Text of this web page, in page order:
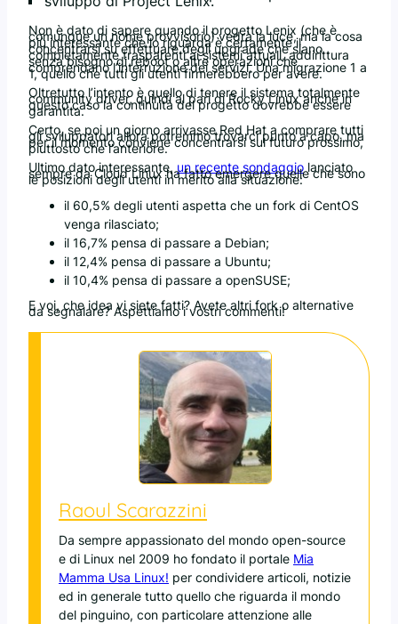
Non è dato di sapere quando il progetto Lenix (che è
comunque un nome provvisorio) vedrà la luce, ma la cosa
più interessante che lo riguarda è certamente il
concentrarsi su effettuare degli upgrade che siano
completamente trasparenti ai sistemi attuali, addirittura
senza bisogno di reboot o altre operazioni che
comprendano l’interruzione dei servizi. Una migrazione 1 a
1, quello che tutti gli utenti firmerebbero per avere.
Oltretutto l’intento è quello di tenere il sistema totalmente
community driver, quindi al pari di Rocky Linux anche in
questo caso la continuità del progetto dovrebbe essere
garantita.
Certo, se poi un giorno arrivasse Red Hat a comprare tutti
gli sviluppatori allora potremmo trovarci punto a capo, ma
per il momento conviene concentrarsi sul futuro prossimo,
piuttosto che l’anteriore.
Ultimo dato interessante, un recente sondaggio lanciato
sempre da Cloud Linux ha fatto emergere quelle che sono
le posizioni degli utenti in merito alla situazione:
il 60,5% degli utenti aspetta che un fork di CentOS
venga rilasciato;
il 16,7% pensa di passare a Debian;
il 12,4% pensa di passare a Ubuntu;
il 10,4% pensa di passare a openSUSE;
E voi, che idea vi siete fatti? Avete altri fork o alternative
da segnalare? Aspettiamo i vostri commenti!
Raoul Scarazzini
Da sempre appassionato del mondo open-source
e di Linux nel 2009 ho fondato il portale Mia
Mamma Usa Linux! per condividere articoli, notizie
ed in generale tutto quello che riguarda il mondo
del pinguino, con particolare attenzione alle